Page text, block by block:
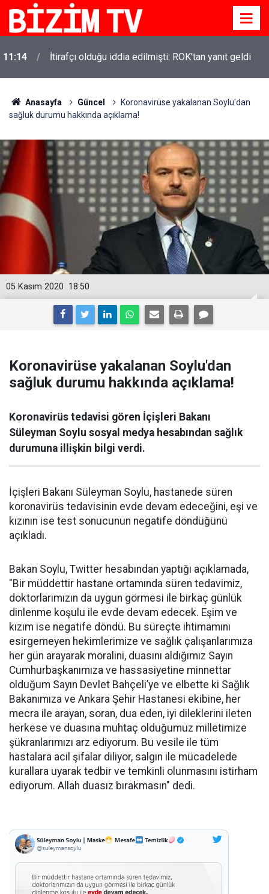
11:14 İtirafçı olduğu iddia edilmişti: ROK'tan yanıt geldi
Anasayfa Güncel
Koronavirüse yakalanan Soylu'dan
sağluk durumu hakkında açıklama!
18:50
05 Kasım 2020
Koronavirüse yakalanan Soylu'dan
sağluk durumu hakkında açıklama!
Koronavirüs tedavisi gören İçişleri Bakanı
Süleyman Soylu sosyal medya hesabından sağlık
durumuna illişkin bilgi verdi.
İçişleri Bakanı Süleyman Soylu, hastanede süren
koronavirüs tedavisinin evde devam edeceğini, eşi ve
kızının ise test sonucunun negatife döndüğünü
açıkladı.
Bakan Soylu, Twitter hesabından yaptığı açıklamada,
"Bir müddettir hastane ortamında süren tedavimiz,
doktorlarımızın da uygun görmesi ile birkaç günlük
dinlenme koşulu ile evde devam edecek. Eşim ve
kızım ise negatife döndü. Bu süreçte ihtimamını
esirgemeyen hekimlerimize ve sağlık çalışanlarımıza
her gün arayarak moralini, duasını aldığımız Sayın
Cumhurbaşkanımıza ve hassasiyetine minnettar
olduğum Sayın Devlet Bahçeli’ye ve elbette ki Sağlık
Bakanımıza ve Ankara Şehir Hastanesi ekibine, her
mecra ile arayan, soran, dua eden, iyi dileklerini ileten
herkese ve duasına muhtaç olduğumuz milletimize
şükranlarımızı arz ediyorum. Bu vesile ile tüm
hastalara acil şifalar diliyor, salgın ile mücadelede
kurallara uyarak tedbir ve temkinli olunmasını istirham
ediyorum. Allah duasız bırakmasın" dedi.